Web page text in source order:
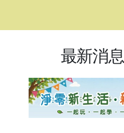
最新消息